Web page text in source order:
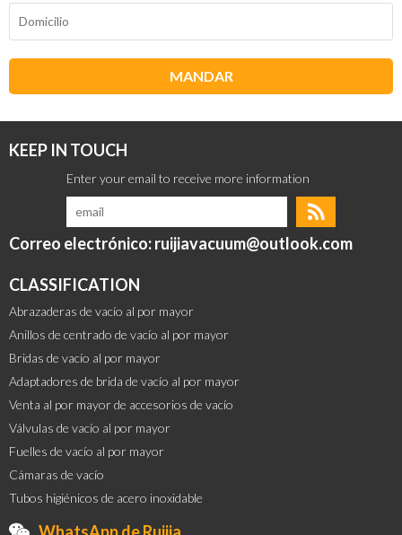
MANDAR
KEEP IN TOUCH
Correo electrónico: ruijiavacuum@outlook.com
CLASSIFICATION
Abrazaderas de vacío al por mayor
Anillos de centrado de vacío al por mayor
Bridas de vacío al por mayor
Adaptadores de brida de vacío al por mayor
Venta al por mayor de accesorios de vacío
Válvulas de vacío al por mayor
Fuelles de vacío al por mayor
Cámaras de vacío
Tubos higiénicos de acero inoxidable